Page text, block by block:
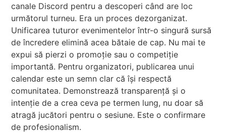
canale Discord pentru a descoperi când are loc
următorul turneu. Era un proces dezorganizat.
Unificarea tuturor evenimentelor într-o singură sursă
de încredere elimină acea bătaie de cap. Nu mai te
expui să pierzi o promoție sau o competiție
importantă. Pentru organizatori, publicarea unui
calendar este un semn clar că își respectă
comunitatea. Demonstrează transparență și o
intenție de a crea ceva pe termen lung, nu doar să
atragă jucători pentru o sesiune. Este o confirmare
de profesionalism.